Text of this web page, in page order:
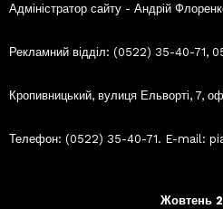
Адміністратор сайту - Андрій
Рекламний відділ: (0522) 35-40-71,
Кропивницький, вулиця Ельворті, 7,
Телефон: (0522) 35-40-71. E-mail:
Жовтень